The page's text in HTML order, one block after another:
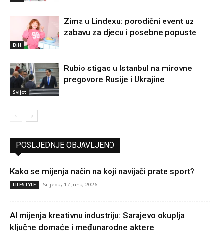
BiH
Zima u Lindexu: porodični event uz
zabavu za djecu i posebne popuste
Svijet
Rubio stigao u Istanbul na mirovne
pregovore Rusije i Ukrajine
POSLJEDNJE OBJAVLJENO
Kako se mijenja način na koji navijači prate sport?
LIFESTYLE Srijeda, 17 Juna, 2026
AI mijenja kreativnu industriju: Sarajevo okuplja
ključne domaće i međunarodne aktere